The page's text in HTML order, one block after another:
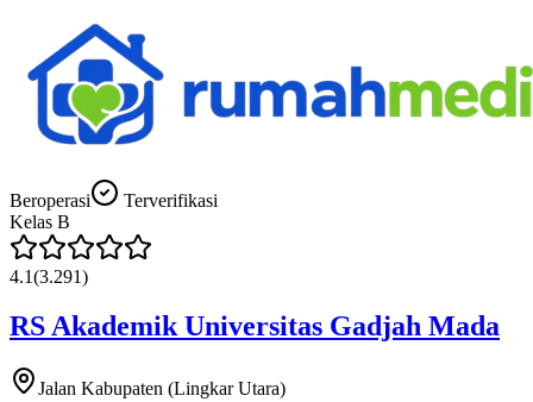
Beroperasi
Terverifikasi
Kelas B
4.1(3.291)
RS Akademik Universitas Gadjah Mada
Jalan Kabupaten (Lingkar Utara)